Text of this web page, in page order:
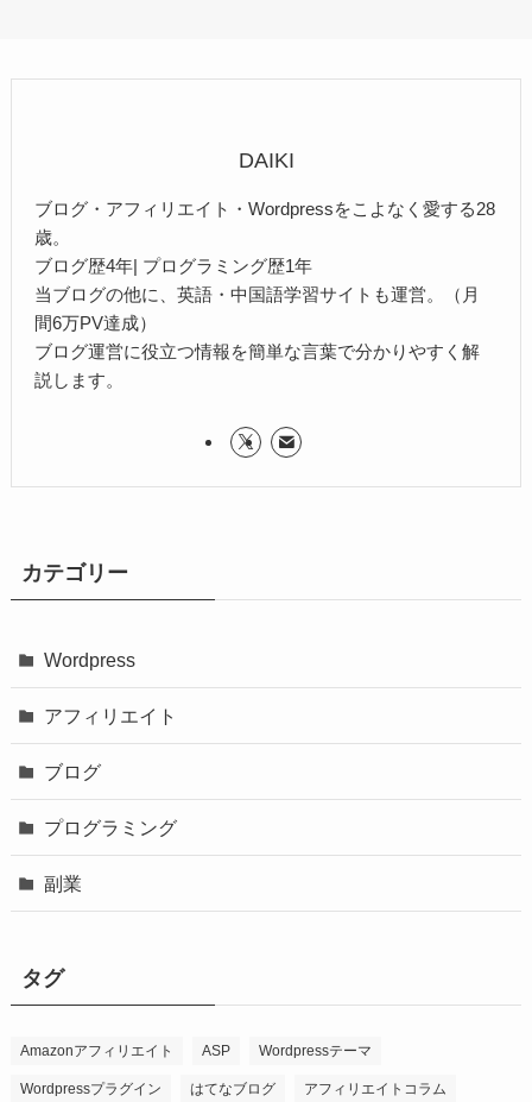
DAIKI
ブログ・アフィリエイト・Wordpressをこよなく愛する28
歳。
ブログ歴4年| プログラミング歴1年
当ブログの他に、英語・中国語学習サイトも運営。（月
間6万PV達成）
ブログ運営に役立つ情報を簡単な言葉で分かりやすく解
説します。
カテゴリー
Wordpress
アフィリエイト
ブログ
プログラミング
副業
タグ
Amazonアフィリエイト ASP Wordpressテーマ
Wordpressプラグイン はてなブログ アフィリエイトコラム